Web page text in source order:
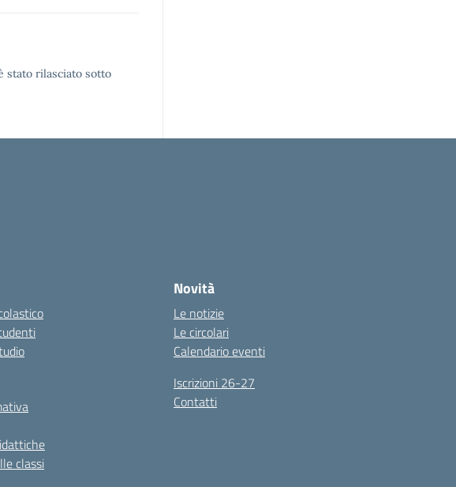
stato rilasciato sotto
classi
Novità
Le notizie
Le circolari
Calendario eventi
Iscrizioni 26-27
Contatti